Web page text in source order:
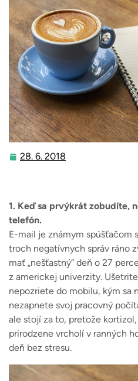
28. 6. 2018
1. Keď sa prvýkrát zobudíte,
telefón.
E-mail je známym spúšťačom
troch negatívnych správ ráno
mať „nešťastný“ deň o 27
z americkej univerzity.
nepozriete do mobilu, kým sa
nezapnete svoj pracovný
ale stojí za to, pretože
prirodzene vrcholí v ranných
deň bez stresu.